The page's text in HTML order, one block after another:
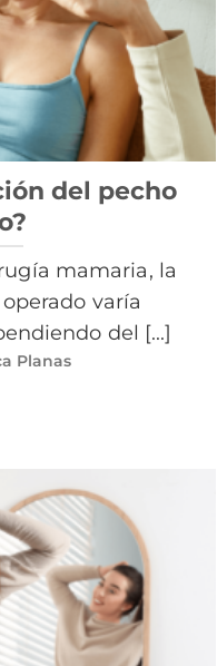
del pecho
mamaria, la
varía
del [...]
Planas